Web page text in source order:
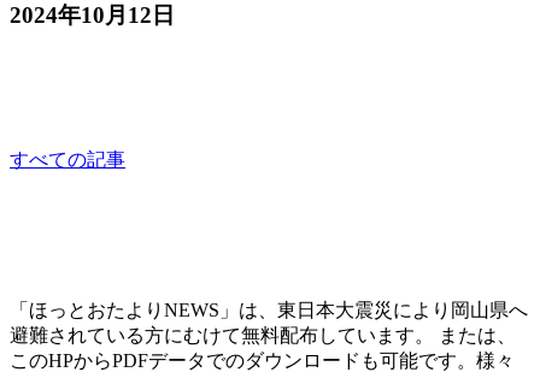
2024年10月12日
すべての記事
「ほっとおたよりNEWS」は、東日本大震災により岡山県へ
避難されている方にむけて無料配布しています。 または、
このHPからPDFデータでのダウンロードも可能です。様々